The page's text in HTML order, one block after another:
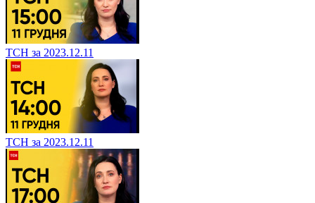
ТСН за 2023.12.11
ТСН за 2023.12.11